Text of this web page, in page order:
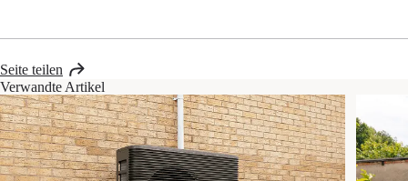
Seite teilen
Verwandte Artikel